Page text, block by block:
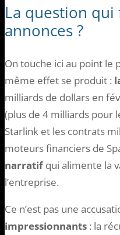
La question qui
annonces ?
On touche ici au point le
même effet se produit :
milliards de dollars en
(plus de 4 milliards pour
Starlink et les contrats
moteurs financiers de
narratifqui alimente la
l’entreprise.
Ce n’est pas une
impressionnants : la